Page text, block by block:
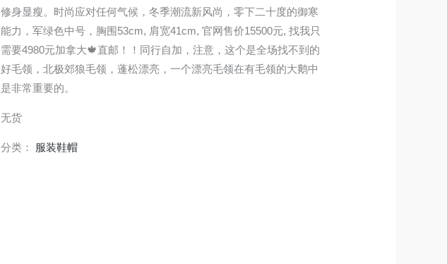
修身显瘦。时尚应对任何气候，冬季潮流新风尚，零下二十度的御寒
能力，军绿色中号，胸围53cm, 肩宽41cm, 官网售价15500元, 找我只
需要4980元加拿大🍁直邮！！同行自加，注意，这个是全场找不到的
好毛领，北极郊狼毛领，蓬松漂亮，一个漂亮毛领在有毛领的大鹅中
是非常重要的。
无货
分类： 服装鞋帽